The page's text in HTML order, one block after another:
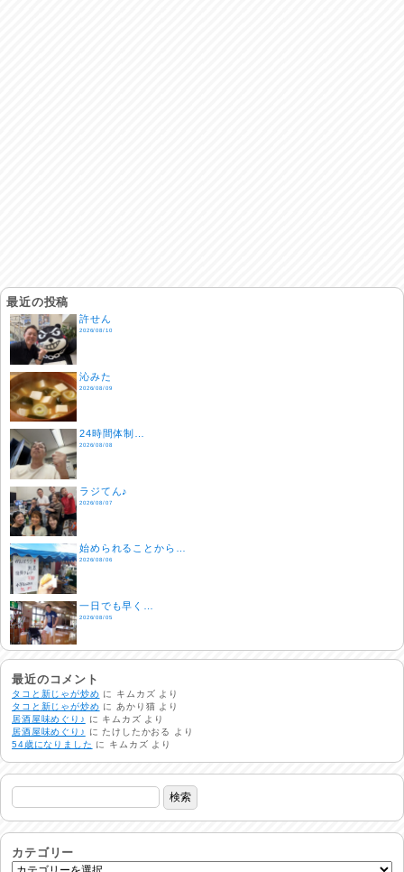
最近の投稿
許せん
2026/08/10
沁みた
2026/08/09
24時間体制…
2026/08/08
ラジてん♪
2026/08/07
始められることから…
2026/08/06
一日でも早く…
2026/08/05
酷暑日
2026/08/04
明日で一週間
2026/08/03
熱中症注意
2026/08/02
非常時には…
最近のコメント
タコと新じゃが炒め に キムカズ より
タコと新じゃが炒め にあかり猫 より
居酒屋味めぐり♪
に キムカズ より
居酒屋味めぐり♪
にたけしたかおる
より
54歳になりました に キムカズ より
カテゴリー